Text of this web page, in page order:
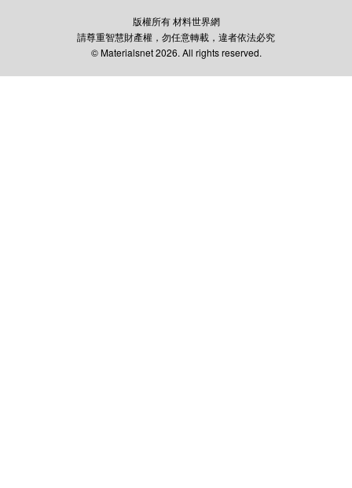
版權所有 材料世界網
請尊重智慧財產權，勿任意轉載，違者依法必究
© Materialsnet 2026. All rights reserved.